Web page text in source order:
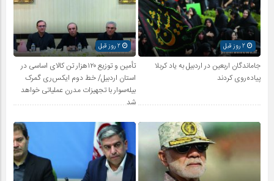
2 روز قبل
جاماندگان اربعین در اردبیل به یاد کربلا
پیاده‌روی کردند
تأمین و توزیع ۱۲۰هزار تن کالای اساسی در
استان اردبیل/ خط دوم ایکس‌ری گمرک
بیله‌سوار با تجهیزات مدرن عملیاتی خواهد
شد